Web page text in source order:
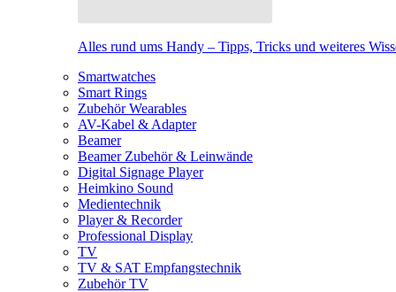
Alles rund ums Handy – Tipps, Tricks und weiteres
Smartwatches
Smart Rings
Zubehör Wearables
AV-Kabel & Adapter
Beamer
Beamer Zubehör & Leinwände
Digital Signage Player
Heimkino Sound
Medientechnik
Player & Recorder
Professional Display
TV
TV & SAT Empfangstechnik
Zubehör TV